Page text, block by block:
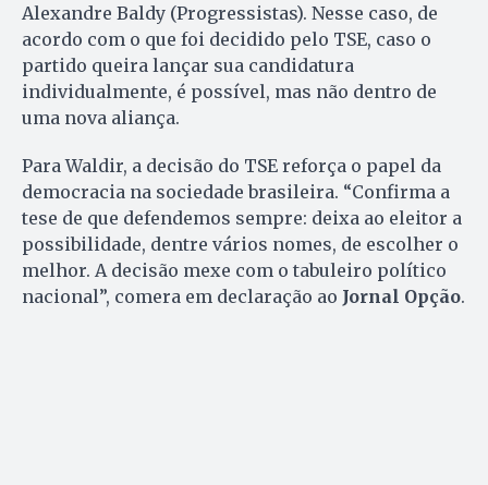
Alexandre Baldy (Progressistas). Nesse caso, de
acordo com o que foi decidido pelo TSE, caso o
partido queira lançar sua candidatura
individualmente, é possível, mas não dentro de
uma nova aliança.
Para Waldir, a decisão do TSE reforça o papel da
democracia na sociedade brasileira. “Confirma a
tese de que defendemos sempre: deixa ao eleitor a
possibilidade, dentre vários nomes, de escolher o
melhor. A decisão mexe com o tabuleiro político
nacional”, comera em declaração ao Jornal Opção.